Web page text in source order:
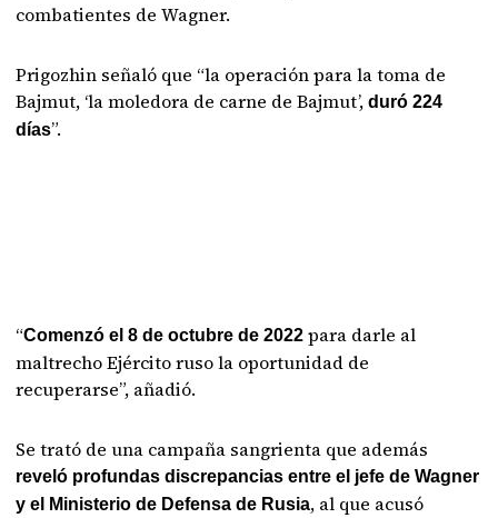
combatientes de Wagner.
Prigozhin señaló que “la operación para la toma de
Bajmut, ‘la moledora de carne de Bajmut’,duró 224
días”.
“Comenzó el 8 de octubre de 2022 para darle al
maltrecho Ejército ruso la oportunidad de
recuperarse”, añadió.
Se trató de una campaña sangrienta que además
reveló profundas discrepancias entre el jefe de Wagner
y el Ministerio de Defensa de Rusia, al que acusó